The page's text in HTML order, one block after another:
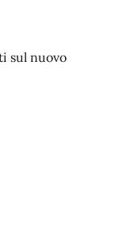
sul nuovo